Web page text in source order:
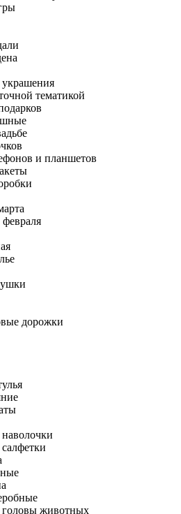
тематикой
и планшетов
дорожки
головы животных